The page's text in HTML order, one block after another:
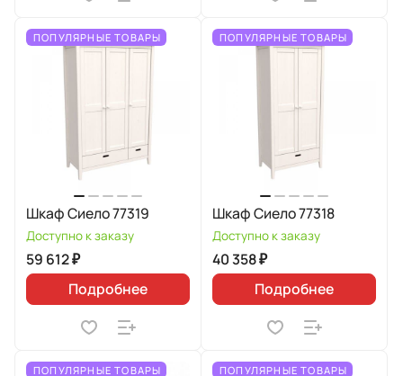
ПОПУЛЯРНЫЕ ТОВАРЫ
Шкаф Сиело 77319
Доступно к заказу
59 612 ₽
Подробнее
ПОПУЛЯРНЫЕ ТОВАРЫ
Шкаф Сиело 77318
Доступно к заказу
40 358 ₽
Подробнее
ПОПУЛЯРНЫЕ ТОВАРЫ ПОПУЛЯРНЫЕ ТОВАРЫ